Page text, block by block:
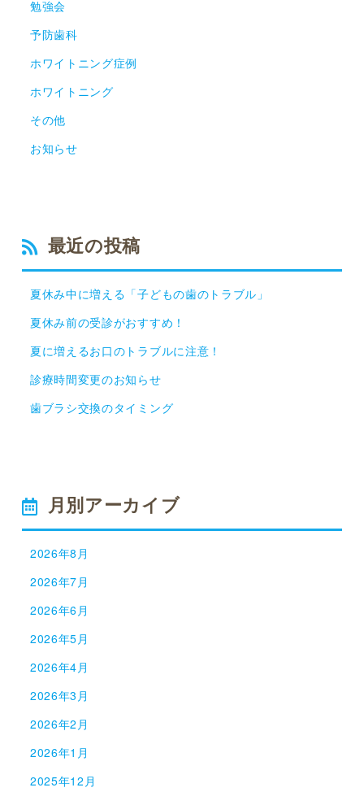
勉強会
予防歯科
ホワイトニング症例
ホワイトニング
その他
お知らせ
最近の投稿
夏休み中に増える「子どもの歯のトラブル」
夏休み前の受診がおすすめ！
夏に増えるお口のトラブルに注意！
診療時間変更のお知らせ
歯ブラシ交換のタイミング
月別アーカイブ
2026年8月
2026年7月
2026年6月
2026年5月
2026年4月
2026年3月
2026年2月
2026年1月
2025年12月